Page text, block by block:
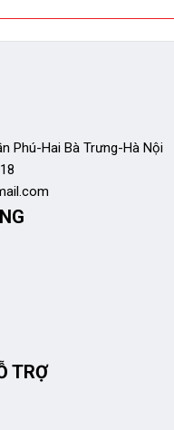
Phú-Hai Bà Trưng-Hà Nội
TRỢ